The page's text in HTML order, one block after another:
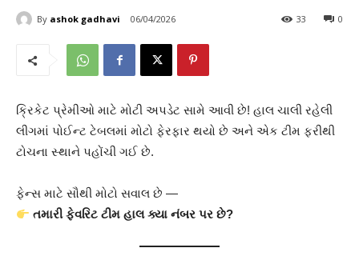
By ashok gadhavi 06/04/2026 0
33
ક્રિકેટ પ્રેમીઓ માટે મોટી અપડેટ સામે આવી છે! હાલ ચાલી રહેલી
લીગમાં પોઈન્ટ ટેબલમાં મોટો ફેરફાર થયો છે અને એક ટીમ ફરીથી
ટોચના સ્થાને પહોંચી ગઈ છે.
ફેન્સ માટે સૌથી મોટો સવાલ છે —
તમારી ફેવરિટ ટીમ હાલ ક્યા નંબર પર છે?